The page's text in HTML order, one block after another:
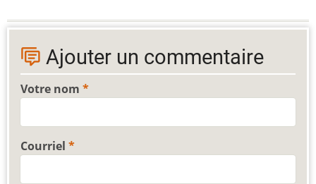
Ajouter un commentaire
Votre nom
Courriel